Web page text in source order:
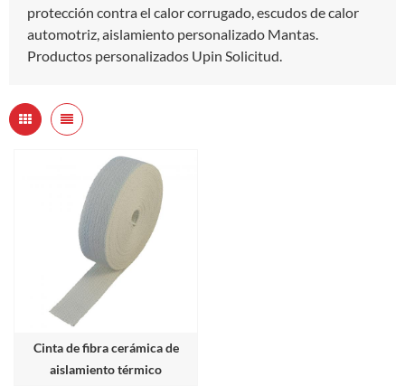
protección contra el calor corrugado, escudos de calor
automotriz, aislamiento personalizado Mantas.
Productos personalizados Upin Solicitud.
Cinta de fibra cerámica de
aislamiento térmico